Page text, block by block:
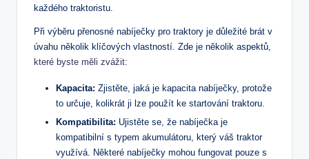
každého traktoristu.
Při výběru přenosné nabíječky pro traktory je důležité brát v
úvahu několik klíčových vlastností. Zde je několik aspektů,
které byste měli zvážit:
Kapacita: Zjistěte, jaká je kapacita nabíječky, protože
to určuje, kolikrát ji lze použít ke startování traktoru.
Kompatibilita: Ujistěte se, že nabíječka je
kompatibilní s typem akumulátoru, který váš traktor
využívá. Některé nabíječky mohou fungovat pouze s